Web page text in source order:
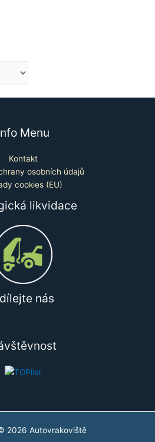
Menu
Kontakt
osobních údajů
cookies (EU)
likvidace
nás
2026 Autovrakoviště